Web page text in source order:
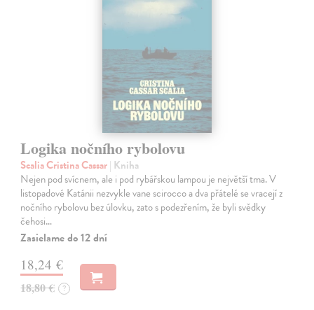
Logika nočního rybolovu
Scalia Cristina Cassar| Kniha
Nejen pod svícnem, ale i pod rybářskou lampou je největší tma. V
listopadové Katánii nezvykle vane scirocco a dva přátelé se vracejí z
nočního rybolovu bez úlovku, zato s podezřením, že byli svědky
čehosi…
Zasielame do 12 dní
18,24 €
18,80 € ?